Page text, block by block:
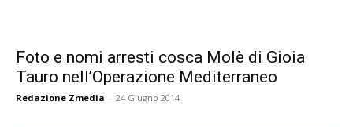
Foto e nomi arresti cosca Molè di Gioia
Tauro nell’Operazione Mediterraneo
Redazione Zmedia - 24 Giugno 2014